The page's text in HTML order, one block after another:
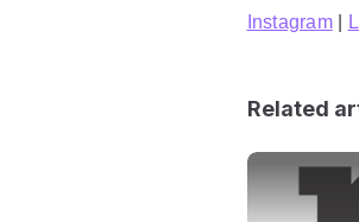
Instagram|
Related